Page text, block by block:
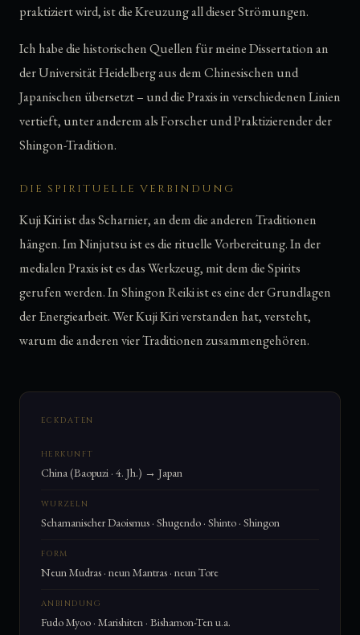
praktiziert wird, ist die Kreuzung all dieser Strömungen.
Ich habe die historischen Quellen für meine Dissertation an
der Universität Heidelberg aus dem Chinesischen und
Japanischen übersetzt – und die Praxis in verschiedenen Linien
vertieft, unter anderem als Forscher und Praktizierender der
Shingon-Tradition.
DIE SPIRITUELLE VERBINDUNG
Kuji Kiri ist das Scharnier, an dem die anderen Traditionen
hängen. Im Ninjutsu ist es die rituelle Vorbereitung. In der
medialen Praxis ist es das Werkzeug, mit dem die Spirits
gerufen werden. In Shingon Reiki ist es eine der Grundlagen
der Energiearbeit. Wer Kuji Kiri verstanden hat, versteht,
warum die anderen vier Traditionen zusammengehören.
ECKDATEN
HERKUNFT
China (Baopuzi · 4. Jh.) → Japan
WURZELN
Schamanischer Daoismus · Shugendo · Shinto · Shingon
FORM
Neun Mudras · neun Mantras · neun Tore
ANBINDUNG
Fudo Myoo · Marishiten · Bishamon-Ten u.a.